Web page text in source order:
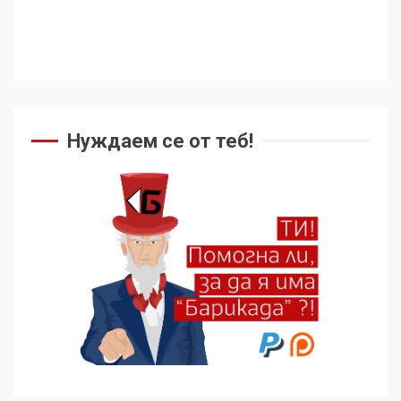
Нуждаем се от теб!
136 страни в ООН
подкрепиха Куба, България
избра да е сред 30
„въздържали се“
Удължаването на „Чат
контрола“ в ЕС е обида за
демокрацията